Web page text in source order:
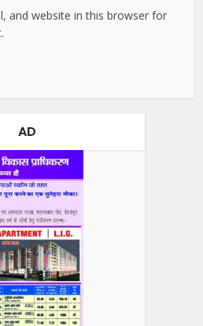
and website in this browser for
AD